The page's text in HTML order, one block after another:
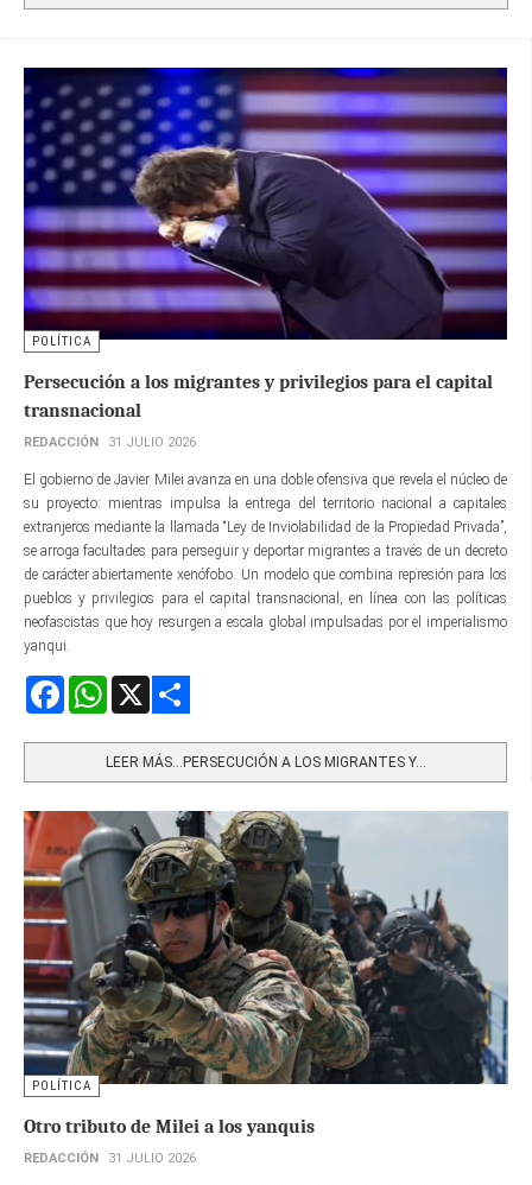
POLÍTICA
Persecución a los migrantes y privilegios para el capital
transnacional
REDACCIÓN 31 JULIO 2026
El gobierno de Javier Milei avanza en una doble ofensiva que revela el núcleo de
su proyecto: mientras impulsa la entrega del territorio nacional a capitales
extranjeros mediante la llamada “Ley de Inviolabilidad de la Propiedad Privada”,
se arroga facultades para perseguir y deportar migrantes a través de un decreto
de carácter abiertamente xenófobo. Un modelo que combina represión para los
pueblos y privilegios para el capital transnacional, en línea con las políticas
neofascistas que hoy resurgen a escala global impulsadas por el imperialismo
yanqui.
FacebookWhatsApp
LEER MÁS…PERSECUCIÓN A LOS MIGRANTES Y...
POLÍTICA
Otro tributo de Milei a los yanquis
REDACCIÓN 31 JULIO 2026